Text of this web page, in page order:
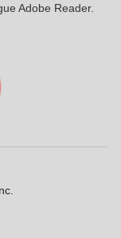
Adobe Reader.